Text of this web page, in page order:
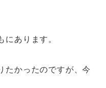
にあります。
たかったのですが、今